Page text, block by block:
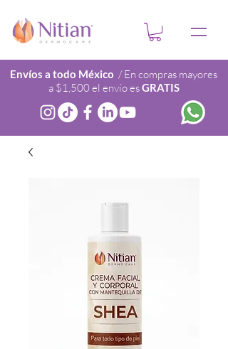
Envíos a todo México / En compras mayores
a $1,500 el envío esGRATIS